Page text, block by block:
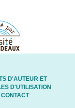
D'AUTEUR ET
D'UTILISATION
CONTACT